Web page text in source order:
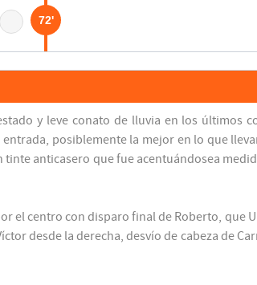
72'
Jon García
75'
Fernando Gómez
76'
82'
y leve conato de lluvia en los últimos
posiblemente la mejor en lo que
tinte anticasero que fue acentuándosea
el centro con disparo final de Roberto,
desde la derecha, desvío de cabeza de